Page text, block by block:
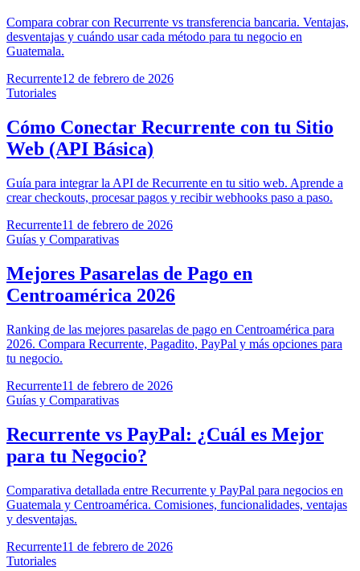
Compara cobrar con Recurrente vs transferencia bancaria. Ventajas,
desventajas y cuándo usar cada método para tu negocio en
Guatemala.
Recurrente12 de febrero de 2026
Tutoriales
Cómo Conectar Recurrente con tu Sitio
Web (API Básica)
Guía para integrar la API de Recurrente en tu sitio web. Aprende a
crear checkouts, procesar pagos y recibir webhooks paso a paso.
Recurrente11 de febrero de 2026
Guías y Comparativas
Mejores Pasarelas de Pago en
Centroamérica 2026
Ranking de las mejores pasarelas de pago en Centroamérica para
2026. Compara Recurrente, Pagadito, PayPal y más opciones para
tu negocio.
Recurrente11 de febrero de 2026
Guías y Comparativas
Recurrente vs PayPal: ¿Cuál es Mejor
para tu Negocio?
Comparativa detallada entre Recurrente y PayPal para negocios en
Guatemala y Centroamérica. Comisiones, funcionalidades, ventajas
y desventajas.
Recurrente11 de febrero de 2026
Tutoriales